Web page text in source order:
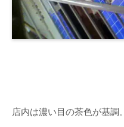
店内は濃い目の茶色が基調。